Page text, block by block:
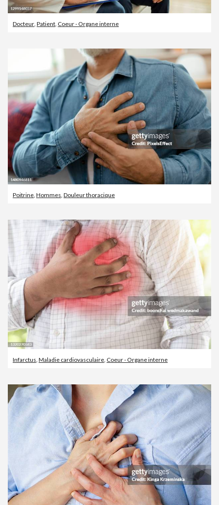
Docteur Patient Coeur - Organe interne
Poitrine, Hommes, Douleur thoracique
Infarctus Maladie cardiovasculaire Coeur - Organe interne